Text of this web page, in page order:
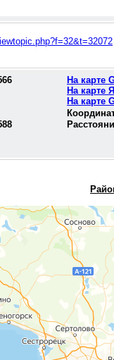
На карте
На карте
На карте